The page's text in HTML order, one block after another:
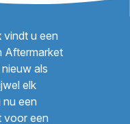
vindt u een
Aftermarket
als
elk
een
voor een